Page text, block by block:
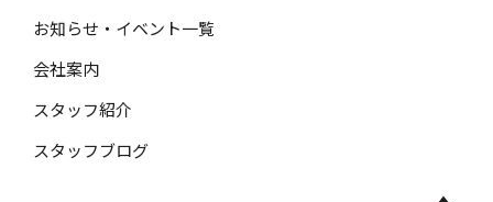
お知らせ・イベント一覧
会社案内
スタッフ紹介
スタッフブログ